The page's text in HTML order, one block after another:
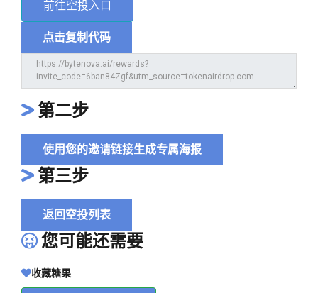
前往空投入口
点击复制代码
第二步
使用您的邀请链接生成专属海报
第三步
返回空投列表
您可能还需要
收藏糖果